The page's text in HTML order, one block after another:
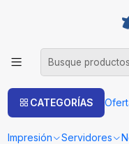
CATEGORÍAS
Impresión Servidores